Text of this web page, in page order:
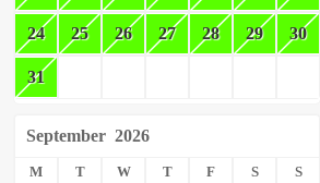
24 25 26 27 28 29 30
31
September 2026
M T W T F S S